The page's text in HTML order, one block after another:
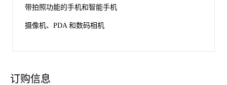
带拍照功能的手机和智能手机
摄像机、PDA 和数码相机
订购信息